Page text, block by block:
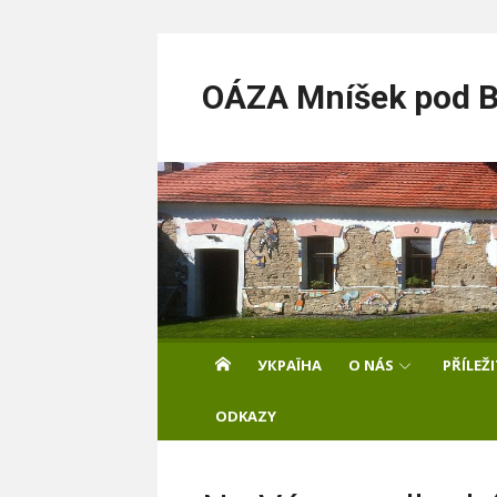
contentOÁZA Mníšek pod
УКРАЇНА O NÁS
ODKAZY